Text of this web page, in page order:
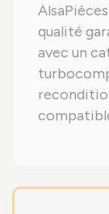
qualité
avec un